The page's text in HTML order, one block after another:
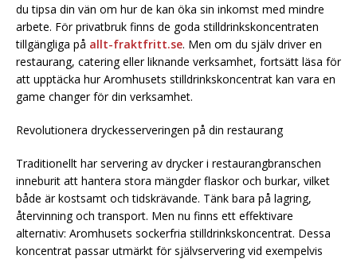
du tipsa din vän om hur de kan öka sin inkomst med mindre
arbete. För privatbruk finns de goda stilldrinkskoncentraten
tillgängliga på allt-fraktfritt.se. Men om du själv driver en
restaurang, catering eller liknande verksamhet, fortsätt läsa för
att upptäcka hur Aromhusets stilldrinkskoncentrat kan vara en
game changer för din verksamhet.
Revolutionera dryckesserveringen på din restaurang
Traditionellt har servering av drycker i restaurangbranschen
inneburit att hantera stora mängder flaskor och burkar, vilket
både är kostsamt och tidskrävande. Tänk bara på lagring,
återvinning och transport. Men nu finns ett effektivare
alternativ: Aromhusets sockerfria stilldrinkskoncentrat. Dessa
koncentrat passar utmärkt för självservering vid exempelvis